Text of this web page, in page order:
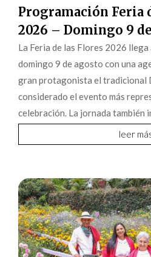
Programación Feria
2026 – Domingo 9
La Feria de las Flores 2026
domingo 9 de agosto con una
gran protagonista el tradicional
considerado el evento más
celebración. La jornada también
leer